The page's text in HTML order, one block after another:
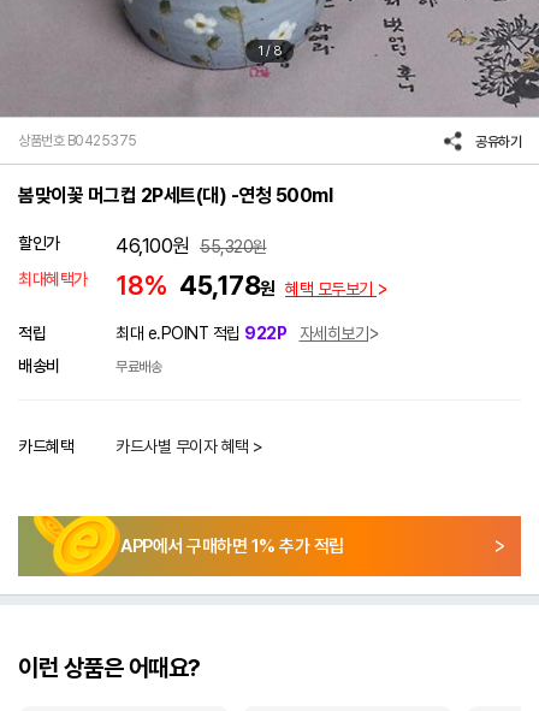
1 /8
상품번호 B0425375 공유하기
봄맞이꽃 머그컵 2P세트(대) -연청 500ml
할인가 46,100원 55,320원
최대혜택가
18% 45,178원 혜택 모두보기
적립 최대 e.POINT 적립 922P
자세히보기
배송비
무료배송
카드혜택 카드사별 무이자 혜택 >
APP에서 구매하면 1% 추가 적립
이런 상품은 어때요?